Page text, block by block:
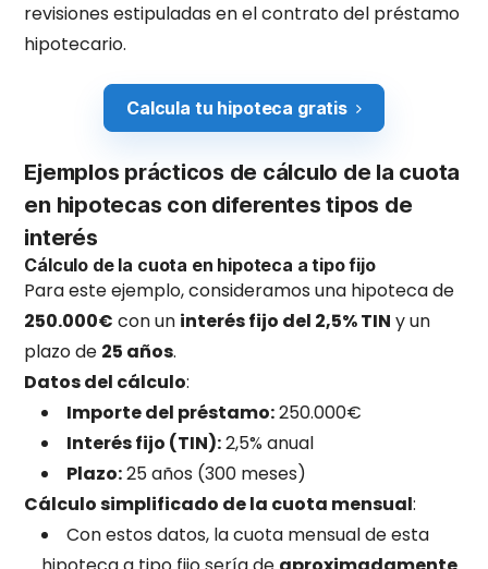
revisiones estipuladas en el contrato del préstamo
hipotecario.
Calcula tu hipoteca gratis
Ejemplos prácticos de cálculo de la cuota
en hipotecas con diferentes tipos de
interés
Cálculo de la cuota en hipoteca a tipo fijo
Para este ejemplo, consideramos una hipoteca de
250.000€ con un interés fijo del 2,5% TIN y un
plazo de 25 años.
Datos del cálculo:
Importe del préstamo:250.000€
Interés fijo (TIN):2,5% anual
Plazo:25 años (300 meses)
Cálculo simplificado de la cuota mensual:
Con estos datos, la cuota mensual de esta